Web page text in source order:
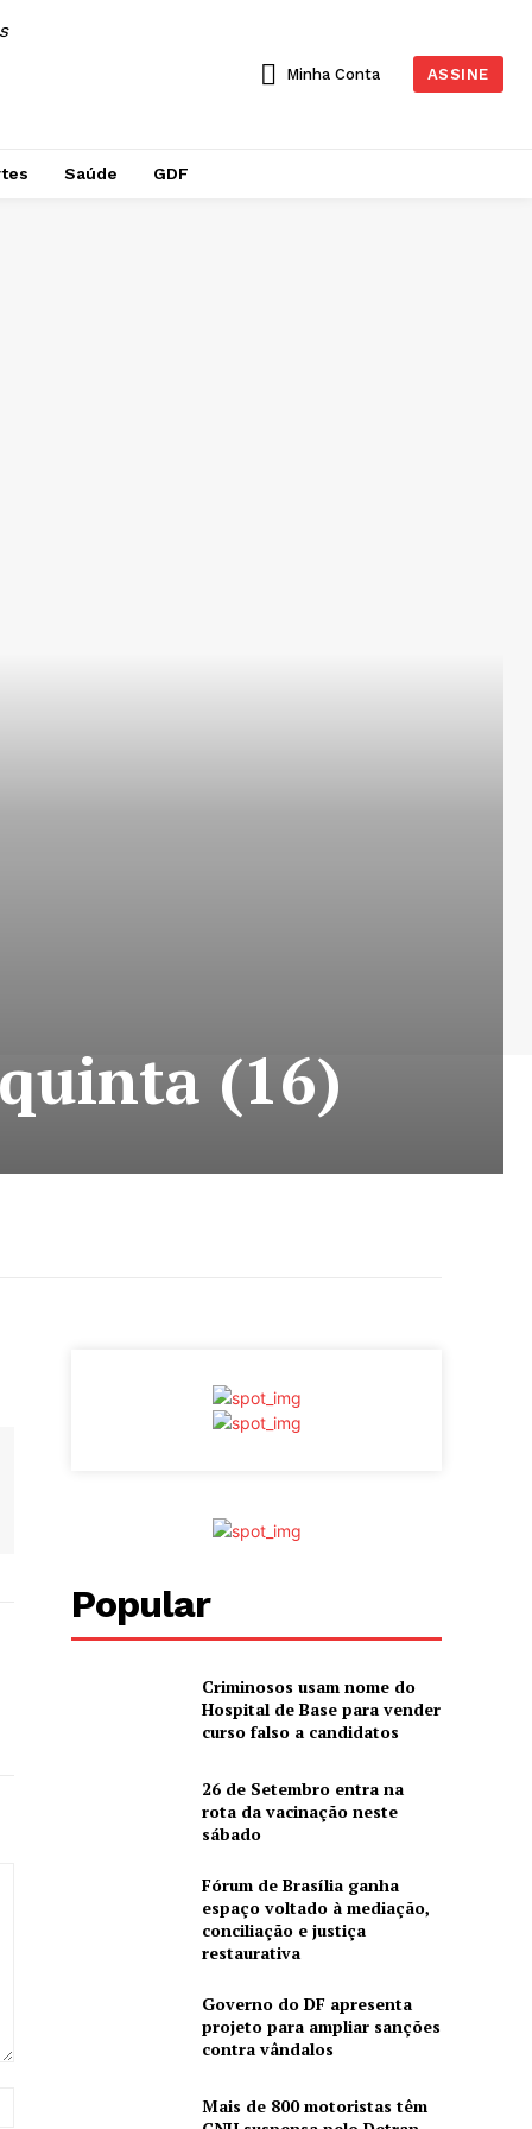
Minha Conta ASSINE
Saúde GDF
(16)
Popular
Criminosos usam nome do
Hospital de Base para vender
curso falso a candidatos
26 de Setembro entra na
rota da vacinação neste
sábado
Fórum de Brasília ganha
espaço voltado à mediação,
conciliação e justiça
restaurativa
Governo do DF apresenta
projeto para ampliar sanções
contra vândalos
Mais de 800 motoristas têm